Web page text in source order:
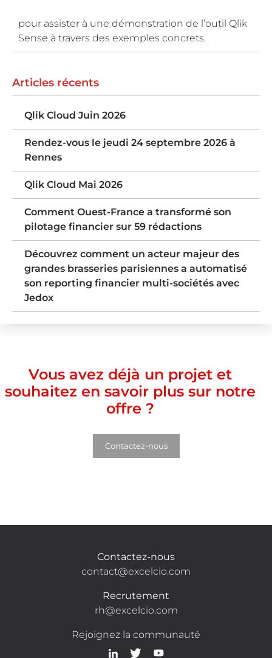
pour assister à une démonstration de l’outil Qlik
Sense à travers des exemples concrets.
Articles récents
Qlik Cloud Juin 2026
Rendez-vous le jeudi 24 septembre 2026 à
Rennes
Qlik Cloud Mai 2026
Comment Ouest-France a transformé son
pilotage financier sur 59 rédactions
Découvrez comment un acteur majeur des
grandes brasseries parisiennes a automatisé
son reporting financier multi-sociétés avec
Jedox
Vous avez déjà un projet et
souhaitez en savoir plus sur notre
offre ?
Contactez-nous
Contactez-nous
contact@excelcio.com
Recrutement
rh@excelcio.com
Rejoignez la communauté